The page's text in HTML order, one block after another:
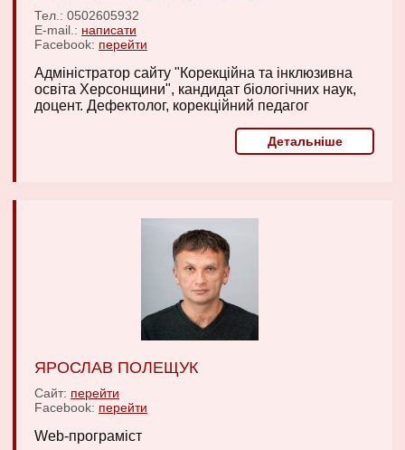
Тел.: 0502605932
E-mail.: написати
Facebook: перейти
Адміністратор сайту "Корекційна та інклюзивна
освіта Херсонщини", кандидат біологічних наук,
доцент. Дефектолог, корекційний педагог
Детальніше
ЯРОСЛАВ ПОЛЕЩУК
Сайт: перейти
Facebook: перейти
Web-програміст